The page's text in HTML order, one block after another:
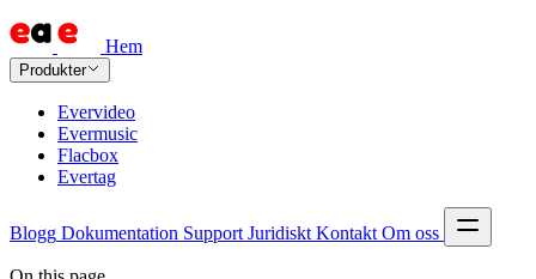
Hem
Produkter
Evervideo
Evermusic
Flacbox
Evertag
Blogg Dokumentation Support Juridiskt Kontakt Om oss